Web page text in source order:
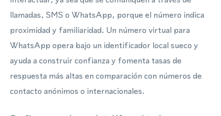
llamadas, SMS o WhatsApp, porque el número indica
proximidad y familiaridad. Un número virtual para
WhatsApp opera bajo un identificador local sueco y
ayuda a construir confianza y fomenta tasas de
respuesta más altas en comparación con números de
contacto anónimos o internacionales.